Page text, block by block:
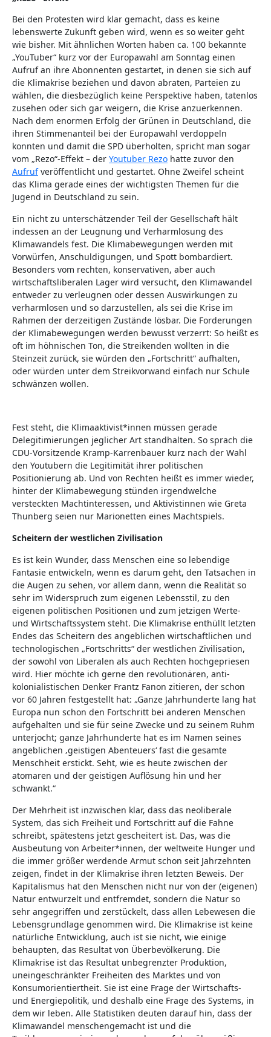
Bei den Protesten wird klar gemacht, dass es keine
lebenswerte Zukunft geben wird, wenn es so weiter geht
wie bisher. Mit ähnlichen Worten haben ca. 100 bekannte
„YouTuber“ kurz vor der Europawahl am Sonntag einen
Aufruf an ihre Abonnenten gestartet, in denen sie sich auf
die Klimakrise beziehen und davon abraten, Parteien zu
wählen, die diesbezüglich keine Perspektive haben, tatenlos
zusehen oder sich gar weigern, die Krise anzuerkennen.
Nach dem enormen Erfolg der Grünen in Deutschland, die
ihren Stimmenanteil bei der Europawahl verdoppeln
konnten und damit die SPD überholten, spricht man sogar
vom „Rezo“-Effekt – der Youtuber Rezo hatte zuvor den
Aufrufveröffentlicht und gestartet. Ohne Zweifel scheint
das Klima gerade eines der wichtigsten Themen für die
Jugend in Deutschland zu sein.
Ein nicht zu unterschätzender Teil der Gesellschaft hält
indessen an der Leugnung und Verharmlosung des
Klimawandels fest. Die Klimabewegungen werden mit
Vorwürfen, Anschuldigungen, und Spott bombardiert.
Besonders vom rechten, konservativen, aber auch
wirtschaftsliberalen Lager wird versucht, den Klimawandel
entweder zu verleugnen oder dessen Auswirkungen zu
verharmlosen und so darzustellen, als sei die Krise im
Rahmen der derzeitigen Zustände lösbar. Die Forderungen
der Klimabewegungen werden bewusst verzerrt: So heißt es
oft im höhnischen Ton, die Streikenden wollten in die
Steinzeit zurück, sie würden den „Fortschritt“ aufhalten,
oder würden unter dem Streikvorwand einfach nur Schule
schwänzen wollen.
Fest steht, die Klimaaktivist*innen müssen gerade
Delegitimierungen jeglicher Art standhalten. So sprach die
CDU-Vorsitzende Kramp-Karrenbauer kurz nach der Wahl
den Youtubern die Legitimität ihrer politischen
Positionierung ab. Und von Rechten heißt es immer wieder,
hinter der Klimabewegung stünden irgendwelche
versteckten Machtinteressen, und Aktivistinnen wie Greta
Thunberg seien nur Marionetten eines Machtspiels.
Scheitern der westlichen Zivilisation
Es ist kein Wunder, dass Menschen eine so lebendige
Fantasie entwickeln, wenn es darum geht, den Tatsachen in
die Augen zu sehen, vor allem dann, wenn die Realität so
sehr im Widerspruch zum eigenen Lebensstil, zu den
eigenen politischen Positionen und zum jetzigen Werte-
und Wirtschaftssystem steht. Die Klimakrise enthüllt letzten
Endes das Scheitern des angeblichen wirtschaftlichen und
technologischen „Fortschritts“ der westlichen Zivilisation,
der sowohl von Liberalen als auch Rechten hochgepriesen
wird. Hier möchte ich gerne den revolutionären, anti-
kolonialistischen Denker Frantz Fanon zitieren, der schon
vor 60 Jahren festgestellt hat: „Ganze Jahrhunderte lang hat
Europa nun schon den Fortschritt bei anderen Menschen
aufgehalten und sie für seine Zwecke und zu seinem Ruhm
unterjocht; ganze Jahrhunderte hat es im Namen seines
angeblichen ‚geistigen Abenteuers‘ fast die gesamte
Menschheit erstickt. Seht, wie es heute zwischen der
atomaren und der geistigen Auflösung hin und her
schwankt.“
Der Mehrheit ist inzwischen klar, dass das neoliberale
System, das sich Freiheit und Fortschritt auf die Fahne
schreibt, spätestens jetzt gescheitert ist. Das, was die
Ausbeutung von Arbeiter*innen, der weltweite Hunger und
die immer größer werdende Armut schon seit Jahrzehnten
zeigen, findet in der Klimakrise ihren letzten Beweis. Der
Kapitalismus hat den Menschen nicht nur von der (eigenen)
Natur entwurzelt und entfremdet, sondern die Natur so
sehr angegriffen und zerstückelt, dass allen Lebewesen die
Lebensgrundlage genommen wird. Die Klimakrise ist keine
natürliche Entwicklung, auch ist sie nicht, wie einige
behaupten, das Resultat von Überbevölkerung. Die
Klimakrise ist das Resultat unbegrenzter Produktion,
uneingeschränkter Freiheiten des Marktes und von
Konsumorientiertheit. Sie ist eine Frage der Wirtschafts-
und Energiepolitik, und deshalb eine Frage des Systems, in
dem wir leben. Alle Statistiken deuten darauf hin, dass der
Klimawandel menschengemacht ist und die